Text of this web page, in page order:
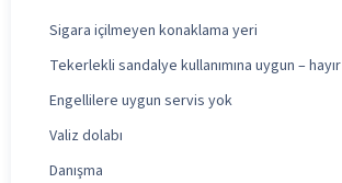
Sigara içilmeyen konaklama yeri
Tekerlekli sandalye kullanımına uygun – hayır
Engellilere uygun servis yok
Valiz dolabı
Danışma